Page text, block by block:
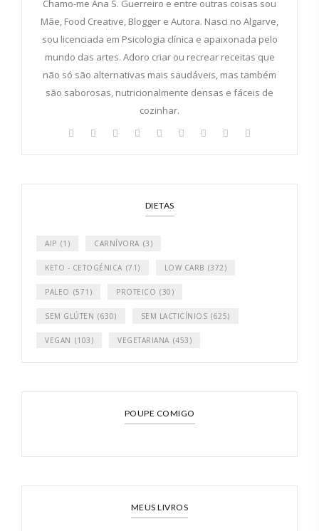
Chamo-me Ana S. Guerreiro e entre outras coisas sou
Mãe, Food Creative, Blogger e Autora. Nasci no Algarve,
sou licenciada em Psicologia clínica e apaixonada pelo
mundo das artes. Adoro criar ou recrear receitas que
não só são alternativas mais saudáveis, mas também
são saborosas, nutricionalmente densas e fáceis de
cozinhar.
DIETAS
AIP (1) CARNÍVORA (3)
KETO - CETOGÉNICA (71) LOW CARB (372)
PALEO (571) PROTEICO (30)
SEM GLÚTEN (630) SEM LACTICÍNIOS (625)
VEGAN (103) VEGETARIANA (453)
POUPE COMIGO
MEUS LIVROS